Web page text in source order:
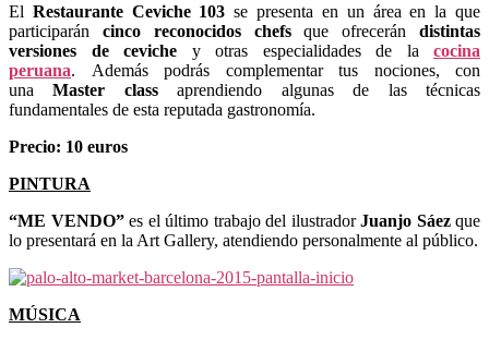
El Restaurante Ceviche 103 se presenta en un área en la que
participarán cinco reconocidos chefsque ofrecerán distintas
versiones de ceviche y otras especialidades de la cocina
peruana. Además podrás complementar tus nociones, con
unaMaster classaprendiendo algunas de las técnicas
fundamentales de esta reputada gastronomía.
Precio: 10 euros
PINTURA
“ME VENDO”es el último trabajo del ilustradorJuanjo Sáezque
lo presentará en la Art Gallery, atendiendo personalmente al público.
MÚSICA